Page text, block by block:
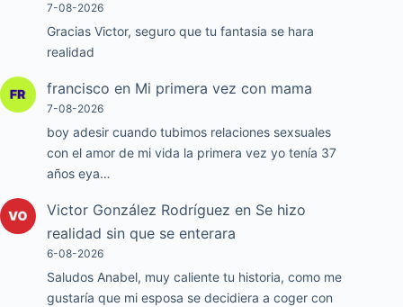
7-08-2026
Gracias Victor, seguro que tu fantasia se hara
realidad
francisco en Mi primera vez con mama
7-08-2026
boy adesir cuando tubimos relaciones sexsuales
con el amor de mi vida la primera vez yo tenía 37
años eya…
Victor González Rodríguez en Se hizo
realidad sin que se enterara
6-08-2026
Saludos Anabel, muy caliente tu historia, como me
gustaría que mi esposa se decidiera a coger con